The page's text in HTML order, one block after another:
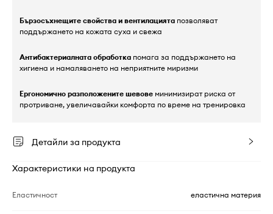
Бързосъхнещите свойства и вентилацията позволяват
поддържането на кожата суха и свежа
Антибактериалната обработка помага за поддържането на
хигиена и намаляването на неприятните миризми
Ергономично разположените шевове минимизират риска от
протриване, увеличавайки комфорта по време на тренировка
Детайли за продукта
Характеристики на продукта
Еластичност еластична материя